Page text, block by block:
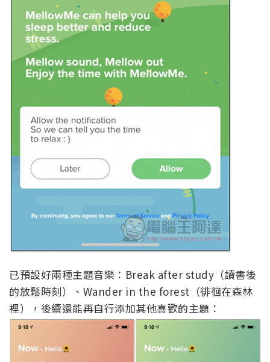
已預設好兩種主題音樂：Break after study（讀書後
的放鬆時刻）、Wander in the forest（徘徊在森林
裡），後續還能再自行添加其他喜歡的主題：